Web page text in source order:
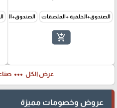
الصندوق+الخلفية +الملصقات
add_shopping_cart
عرض الكل more_horiz
عروض وخصومات مميزة